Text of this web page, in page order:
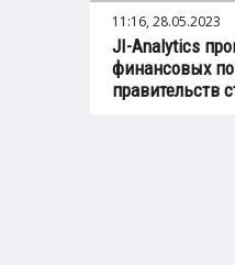
11:16, 28.05.2023
JI-Analytics
финансовых
правительств